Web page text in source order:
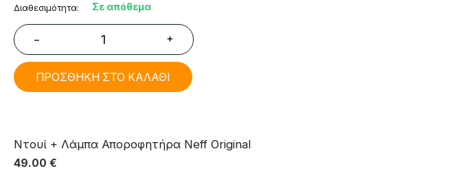
Διαθεσιμότητα: Σε απόθεμα
− +
ΠΡΟΣΘΗΚΗ ΣΤΟ ΚΑΛΑΘΙ
Ντουί + Λάμπα Αποροφητήρα Neff Original
49.00 €